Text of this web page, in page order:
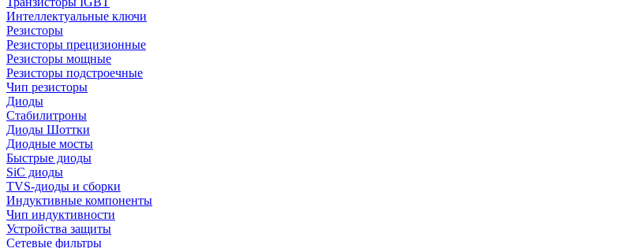
Интеллектуальные ключи
Резисторы
Резисторы прецизионные
Резисторы мощные
Резисторы подстроечные
Чип резисторы
Диоды
Стабилитроны
Диоды Шоттки
Диодные мосты
Быстрые диоды
SiC диоды
TVS-диоды и сборки
Индуктивные компоненты
Чип индуктивности
Устройства защиты
Сетевые фильтры